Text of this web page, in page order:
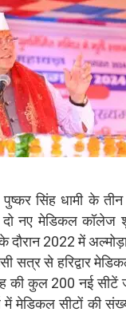
पुष्कर सिंह धामी के
दो नए मेडिकल
दौरान 2022 में
सत्र से हरिद्वार
की कुल 200 नई सीटें
में मेडिकल सीटों की